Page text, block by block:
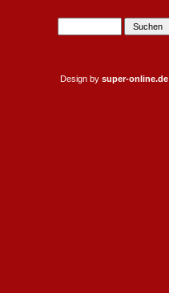
Design by super-online.de